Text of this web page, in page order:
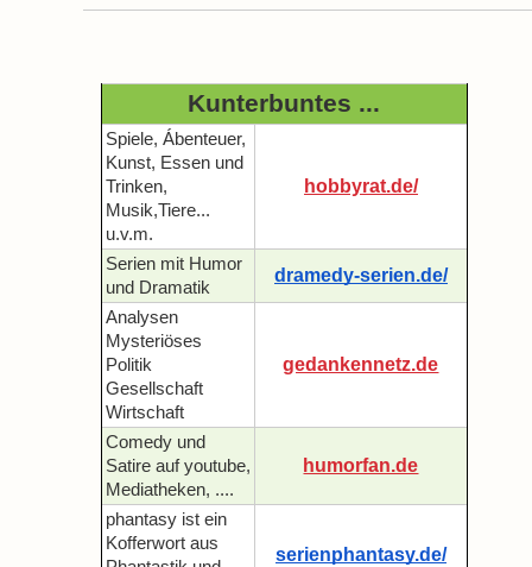
Kunterbuntes ...
Spiele, Ábenteuer,
Kunst, Essen und
Trinken,
Musik,Tiere...
u.v.m.
hobbyrat.de/
Serien mit Humor
und Dramatik
dramedy-serien.de/
Analysen
Mysteriöses
Politik
Gesellschaft
Wirtschaft
gedankennetz.de
Comedy und
Satire auf youtube,
Mediatheken, ....
humorfan.de
phantasy ist ein
Kofferwort aus
serienphantasy.de/